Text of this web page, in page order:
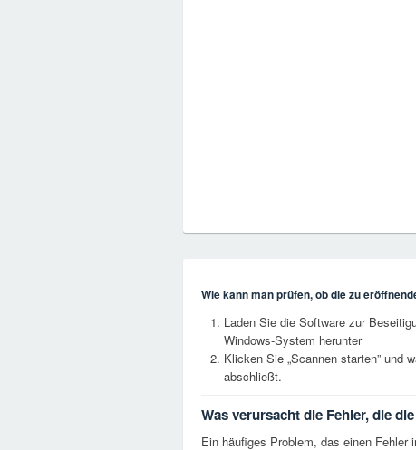
Wie kann man prüfen, ob die zu
Laden Sie die Software zur
Windows-System herunter
Klicken Sie „Scannen starten” und
abschließt.
Was verursacht die Fehler, die
Ein häufiges Problem, das einen Fehler